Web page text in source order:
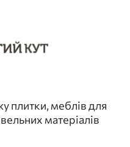
плитки, меблів для
матеріалів